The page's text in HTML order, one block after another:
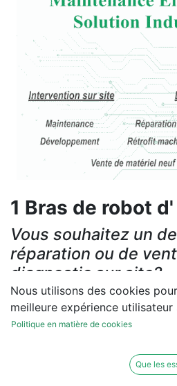
1 Bras de robot
Vous souhaitez un
réparation ou de
diagnostic sur site?
Contactez-nous
Les réparations et les ventes
Nous utilisons des cookies
meilleure expérience utilisateur
Politique en matière de cookies
Que les